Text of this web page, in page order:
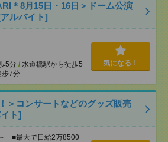
＊8月15日・16日＞ドーム公演
ルバイト]
5分 / 水道橋駅から徒歩5
歩7分
気になる！
＞コンサートなどのグッズ販売
ト]
■最大で日給2万8500